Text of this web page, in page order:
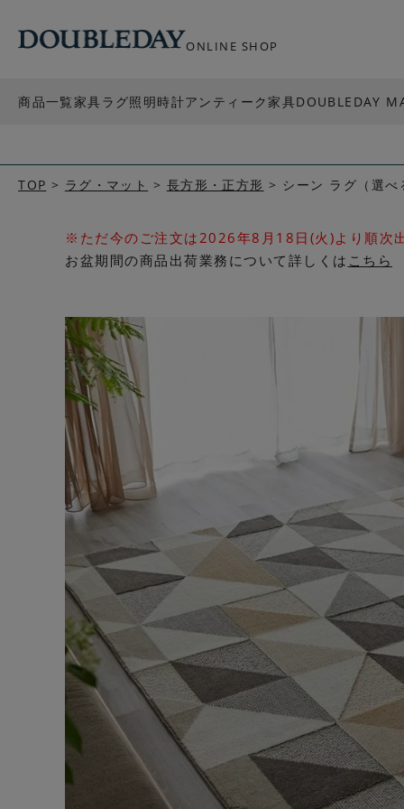
ONLINE SHOP
商品一覧家具ラグ照明時計アンティーク家具DOUBLEDAY
TOP ラグ・マット 長方形・正方形 シーン ラグ（選
※ただ今のご注文は2026年8月18日(火)より順次
お盆期間の商品出荷業務について詳しくは こちら